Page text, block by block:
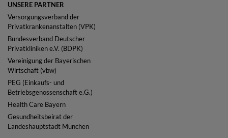
UNSERE PARTNER
Versorgungsverband der
Privatkrankenanstalten (VPK)
Bundesverband Deutscher
Privatkliniken e.V. (BDPK)
Vereinigung der Bayerischen
Wirtschaft (vbw)
PEG (Einkaufs- und
Betriebsgenossenschaft e.G.)
Health Care Bayern
Gesundheitsbeirat der
Landeshauptstadt München